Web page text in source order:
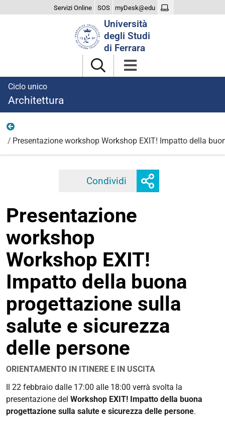
Servizi Online SOS myDesk@edu
Università
degli Studi
di Ferrara
Ciclo unico
Architettura
Presentazione workshop Workshop EXIT! Impatto della
Condividi Facebook
Presentazione
workshop
Workshop EXIT!
Impatto della buona
progettazione sulla
salute e sicurezza
delle persone
ORIENTAMENTO IN ITINERE E IN USCITA
https://corsi.unife.it/it/lm-
architettura/eventi/2023/presentazione-
workshop-
Il 22 febbraio dalle 17:00 alle 18:00 verrà svolta la
presentazione del Workshop EXIT! Impatto della buona
progettazione sulla salute e sicurezza delle persone.